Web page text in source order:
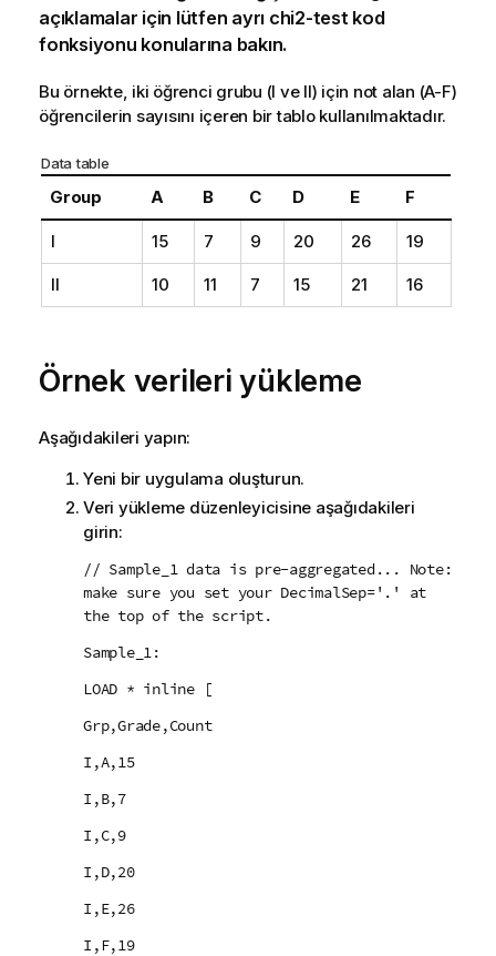
açıklamalar için lütfen ayrı chi2-testkod
fonksiyonu konularına bakın.
Bu örnekte, iki öğrenci grubu (I ve II) için not alan (A-F)
öğrencilerin sayısını içeren bir tablo kullanılmaktadır.
Data table
Group A B C D E F
I 15 7 9 20 26 19
II 10 11 7 15 21 16
Örnek verileri yükleme
Aşağıdakileri yapın:
Yeni bir uygulama oluşturun.
Veri yükleme düzenleyicisine aşağıdakileri
girin:
// Sample_1 data is pre-aggregated... Note:
make sure you set your DecimalSep='.' at
the top of the script.
Sample_1:
LOAD * inline [
Grp,Grade,Count
I,A,15
I,B,7
I,C,9
I,D,20
I,E,26
I,F,19